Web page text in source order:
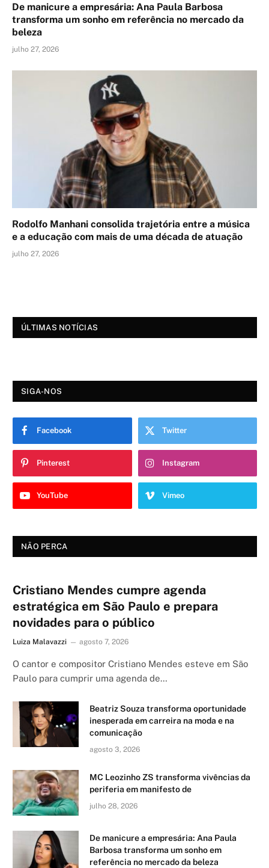
De manicure a empresária: Ana Paula Barbosa
transforma um sonho em referência no mercado da
beleza
julho 27, 2026
Rodolfo Manhani consolida trajetória entre a música
e a educação com mais de uma década de atuação
julho 27, 2026
ÚLTIMAS NOTÍCIAS
SIGA-NOS
Facebook Twitter
Pinterest Instagram
YouTube Vimeo
NÃO PERCA
Cristiano Mendes cumpre agenda
estratégica em São Paulo e prepara
novidades para o público
Luiza Malavazzi agosto 7, 2026
O cantor e compositor Cristiano Mendes esteve em São
Paulo para cumprir uma agenda de…
Beatriz Souza transforma oportunidade
inesperada em carreira na moda e na
comunicação
agosto 3, 2026
MC Leozinho ZS transforma vivências da
periferia em manifesto de
julho 28, 2026
De manicure a empresária: Ana Paula
Barbosa transforma um sonho em
referência no mercado da beleza